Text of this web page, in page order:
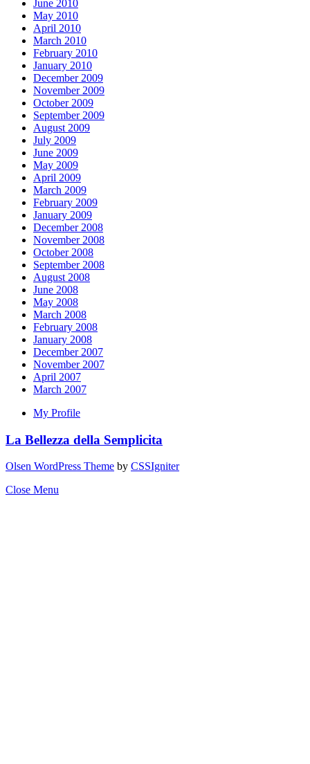
June 2010
May 2010
April 2010
March 2010
February 2010
January 2010
December 2009
November 2009
October 2009
September 2009
August 2009
July 2009
June 2009
May 2009
April 2009
March 2009
February 2009
January 2009
December 2008
November 2008
October 2008
September 2008
August 2008
June 2008
May 2008
March 2008
February 2008
January 2008
December 2007
November 2007
April 2007
March 2007
My Profile
La Bellezza della Semplicita
Olsen WordPress Theme by CSSIgniter
Close Menu